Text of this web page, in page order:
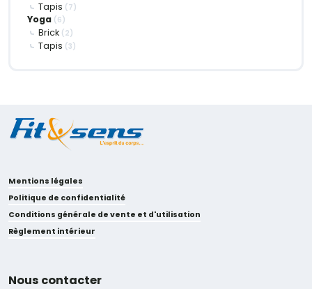
Tapis (7)
Yoga (6)
Brick (2)
Tapis (3)
Mentions légales
Politique de confidentialité
Conditions générale de vente et d'utilisation
Règlement intérieur
Nous contacter